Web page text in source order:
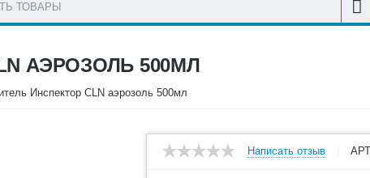
АЭРОЗОЛЬ 500МЛ
Инспектор CLN аэрозоль 500мл
Написать отзыв